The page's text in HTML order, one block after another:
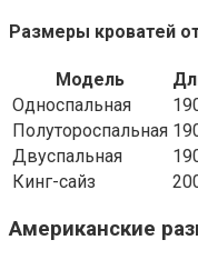
Размеры кроватей
Модель
Односпальная
Полутороспальная
Двуспальная
Кинг-сайз
Американские